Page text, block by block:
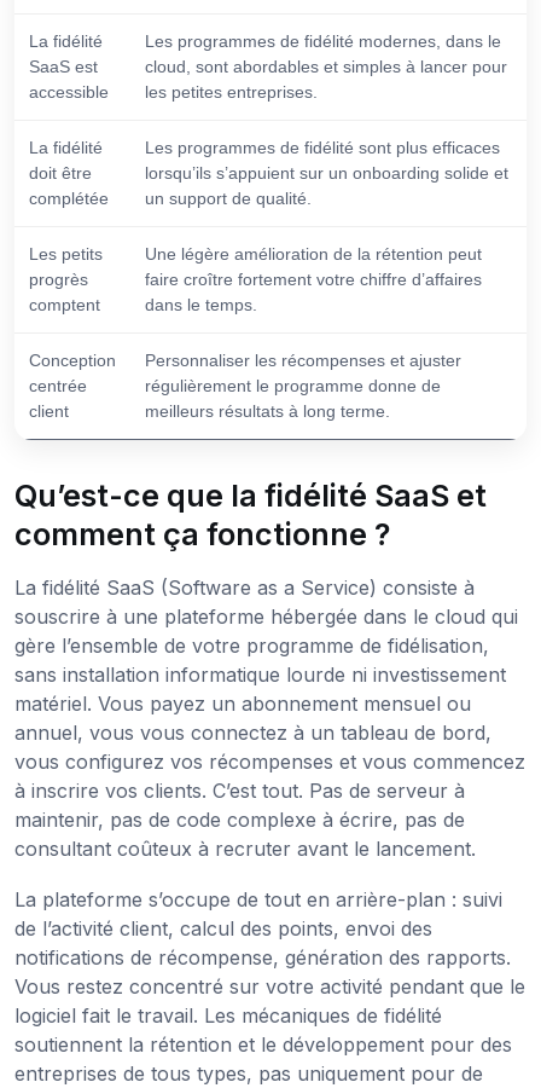
La fidélité
SaaS est
accessible
Les programmes de fidélité modernes, dans le
cloud, sont abordables et simples à lancer pour
les petites entreprises.
La fidélité
doit être
complétée
Les programmes de fidélité sont plus efficaces
lorsqu’ils s’appuient sur un onboarding solide et
un support de qualité.
Les petits
progrès
comptent
Une légère amélioration de la rétention peut
faire croître fortement votre chiffre d’affaires
dans le temps.
Conception
centrée
client
Personnaliser les récompenses et ajuster
régulièrement le programme donne de
meilleurs résultats à long terme.
Qu’est-ce que la fidélité SaaS et
comment ça fonctionne ?
La fidélité SaaS (Software as a Service) consiste à
souscrire à une plateforme hébergée dans le cloud qui
gère l’ensemble de votre programme de fidélisation,
sans installation informatique lourde ni investissement
matériel. Vous payez un abonnement mensuel ou
annuel, vous vous connectez à un tableau de bord,
vous configurez vos récompenses et vous commencez
à inscrire vos clients. C’est tout. Pas de serveur à
maintenir, pas de code complexe à écrire, pas de
consultant coûteux à recruter avant le lancement.
La plateforme s’occupe de tout en arrière-plan : suivi
de l’activité client, calcul des points, envoi des
notifications de récompense, génération des rapports.
Vous restez concentré sur votre activité pendant que le
logiciel fait le travail. Les mécaniques de fidélité
soutiennent la rétention et le développement pour des
entreprises de tous types, pas uniquement pour de